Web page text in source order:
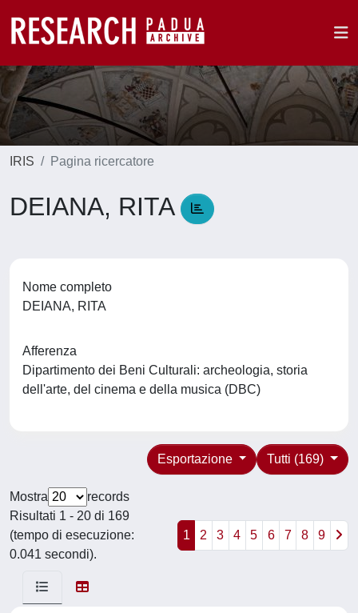
IRIS Pagina ricercatore
DEIANA, RITA
Nome completo
DEIANA, RITA
Afferenza
Dipartimento dei Beni Culturali: archeologia, storia
dell'arte, del cinema e della musica (DBC)
Tutti (169)
Esportazione
Mostra
records
Risultati 1 - 20 di 169
(tempo di esecuzione:
0.041 secondi).
1 2 3 4 5 6 7 8 9